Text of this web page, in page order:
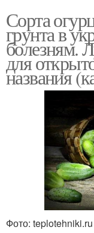
Сорта
грунта в
болезням.
для
названия
Фото: teplotehniki.ru